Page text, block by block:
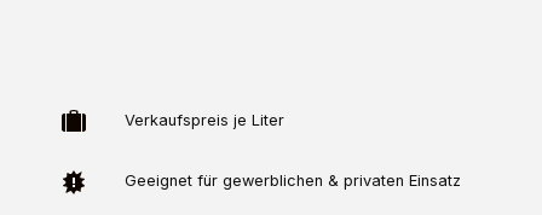
Verkaufspreis je Liter
Geeignet für gewerblichen & privaten Einsatz